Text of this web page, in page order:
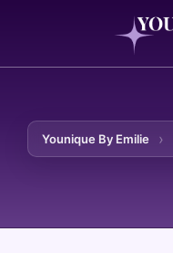
Younique By Emilie
Przejdź do treści